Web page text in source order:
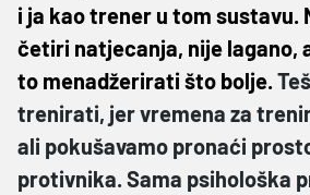
i ja kao trener u tom sustavu.
četiri natjecanja, nije lagano,
to menadžerirati što bolje.
trenirati, jer vremena za
ali pokušavamo pronaći
protivnika. Sama psihološka